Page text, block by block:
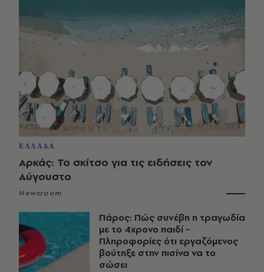
ΕΛΛΑΔΑ
Αρκάς: Το σκίτσο για τις ειδήσεις τον
Αύγουστο
Newsroom
Πάρος: Πώς συνέβη η τραγωδία
με το 4χρονο παιδί -
Πληροφορίες ότι εργαζόμενος
βούτηξε στην πισίνα να το
σώσει